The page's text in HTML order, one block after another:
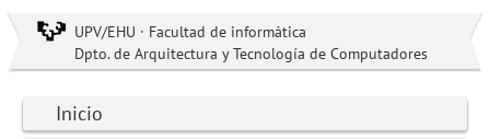
UPV/EHU · Facultad de informática
Dpto. de Arquitectura y Tecnología de Computadores
Inicio